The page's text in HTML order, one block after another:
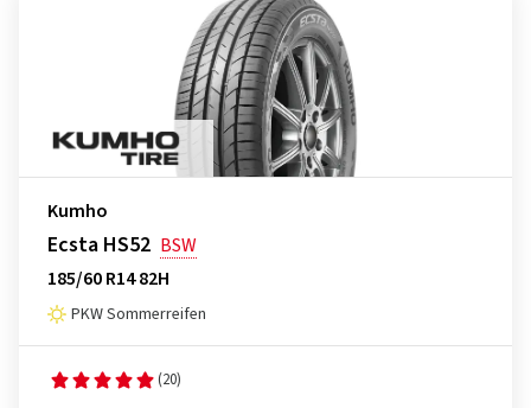
Kumho
Ecsta HS52 BSW
185/60 R14 82H
PKW Sommerreifen
(20)